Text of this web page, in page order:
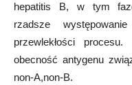
hepatitis B, w tym
rzadsze
przewlekłości
obecność antygenu
non-A,non-B.